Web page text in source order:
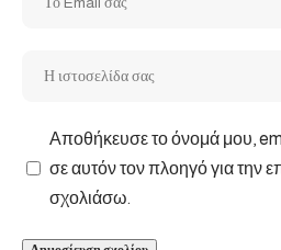
Αποθήκευσε το όνομά μου,
σε αυτόν τον πλοηγό για την
σχολιάσω.